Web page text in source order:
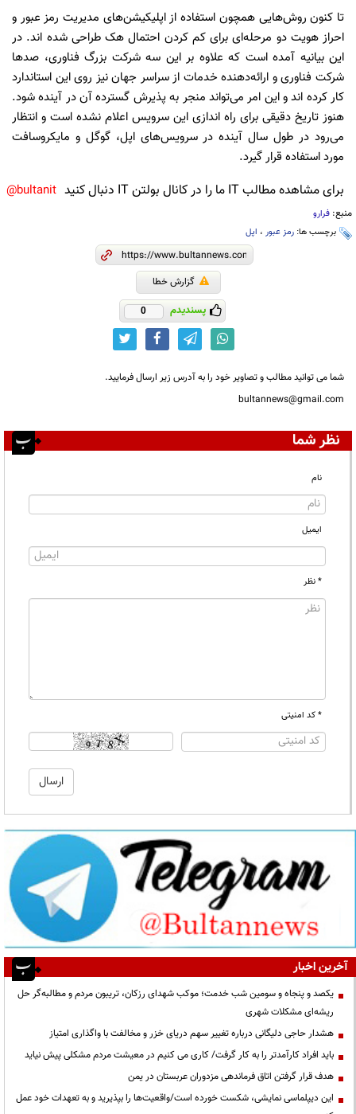
تا کنون روش‌هایی همچون استفاده از اپلیکیشن‌های مدیریت رمز عبور و
احراز هویت دو مرحله‌ای برای کم کردن احتمال هک طراحی شده اند. در
این بیانیه آمده است که علاوه بر این سه شرکت بزرگ فناوری، صد‌ها
شرکت فناوری و ارائه‌دهنده خدمات از سراسر جهان نیز روی این استاندارد
کار کرده اند و این امر می‌تواند منجر به پذیرش گسترده آن در آینده شود.
هنوز تاریخ دقیقی برای راه اندازی این سرویس اعلام نشده است و انتظار
می‌رود در طول سال آینده در سرویس‌های اپل، گوگل و مایکروسافت
مورد استفاده قرار گیرد.
برای مشاهده مطالب IT ما را در کانال بولتن IT دنبال کنید bultanit@
منبع: فرارو
برچسب ها: رمز عبور‌ ، اپل
گزارش خطا
پسندیدم 0
شما می توانید مطالب و تصاویر خود را به آدرس زیر ارسال فرمایید.
bultannews@gmail.com
نظر شما
نام
ایمیل
* نظر
* کد امنیتی
آخرین اخبار
یکصد و پنجاه و سومین شب خدمت؛ موکب شهدای رزکان، تریبون مردم و مطالبه‌گر حل
ریشه‌ای مشکلات شهری
هشدار حاجی دلیگانی درباره تغییر سهم دریای خزر و مخالفت با واگذاری امتیاز
باید افراد کارآمدتر را به کار گرفت/ کاری می کنیم در معیشت مردم مشکلی پیش نیاید
هدف قرار گرفتن اتاق‌ فرماندهی مزدوران عربستان در یمن
این دیپلماسی نمایشی، شکست خورده است/واقعیت‌ها را بپذیرید و به تعهدات خود عمل